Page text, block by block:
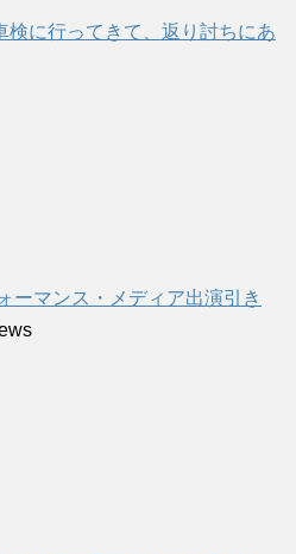
検に行ってきて、返り討ちにあ
ーマンス・メディア出演引き